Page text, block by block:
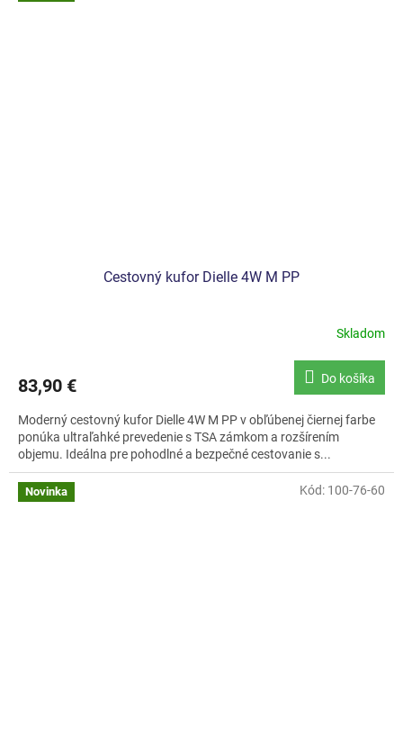
Cestovný kufor Dielle 4W M PP
Skladom
83,90 € Do košíka
Moderný cestovný kufor Dielle 4W M PP v obľúbenej čiernej farbe
ponúka ultraľahké prevedenie s TSA zámkom a rozšírením
objemu. Ideálna pre pohodlné a bezpečné cestovanie s...
Novinka Kód: 100-76-60